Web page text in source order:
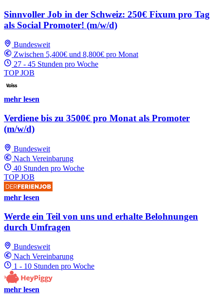
Sinnvoller Job in der Schweiz: 250€ Fixum pro Tag
als Social Promoter! (m/w/d)
Bundesweit
Zwischen 5,400€ und 8,800€ pro Monat
27 - 45 Stunden pro Woche
TOP JOB
mehr lesen
Verdiene bis zu 3500€ pro Monat als Promoter
(m/w/d)
Bundesweit
Nach Vereinbarung
40 Stunden pro Woche
TOP JOB
mehr lesen
Werde ein Teil von uns und erhalte Belohnungen
durch Umfragen
Bundesweit
Nach Vereinbarung
1 - 10 Stunden pro Woche
mehr lesen